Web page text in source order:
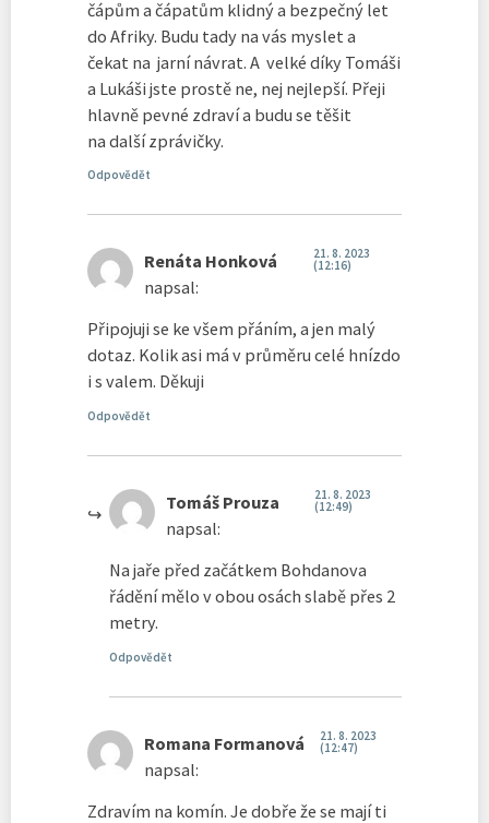
čápům a čápatům klidný a bezpečný let
do Afriky. Budu tady na vás myslet a
čekat na jarní návrat. A velké díky Tomáši
a Lukáši jste prostě ne, nej nejlepší. Přeji
hlavně pevné zdraví a budu se těšit
na další zprávičky.
Odpovědět
Renáta Honková
napsal:
21. 8. 2023
(12:16)
Připojuji se ke všem přáním, a jen malý
dotaz. Kolik asi má v průměru celé hnízdo
i s valem. Děkuji
Odpovědět
Tomáš Prouza
napsal:
21. 8. 2023
(12:49)
Na jaře před začátkem Bohdanova
řádění mělo v obou osách slabě přes 2
metry.
Odpovědět
Romana Formanová
napsal:
21. 8. 2023
(12:47)
Zdravím na komín. Je dobře že se mají ti